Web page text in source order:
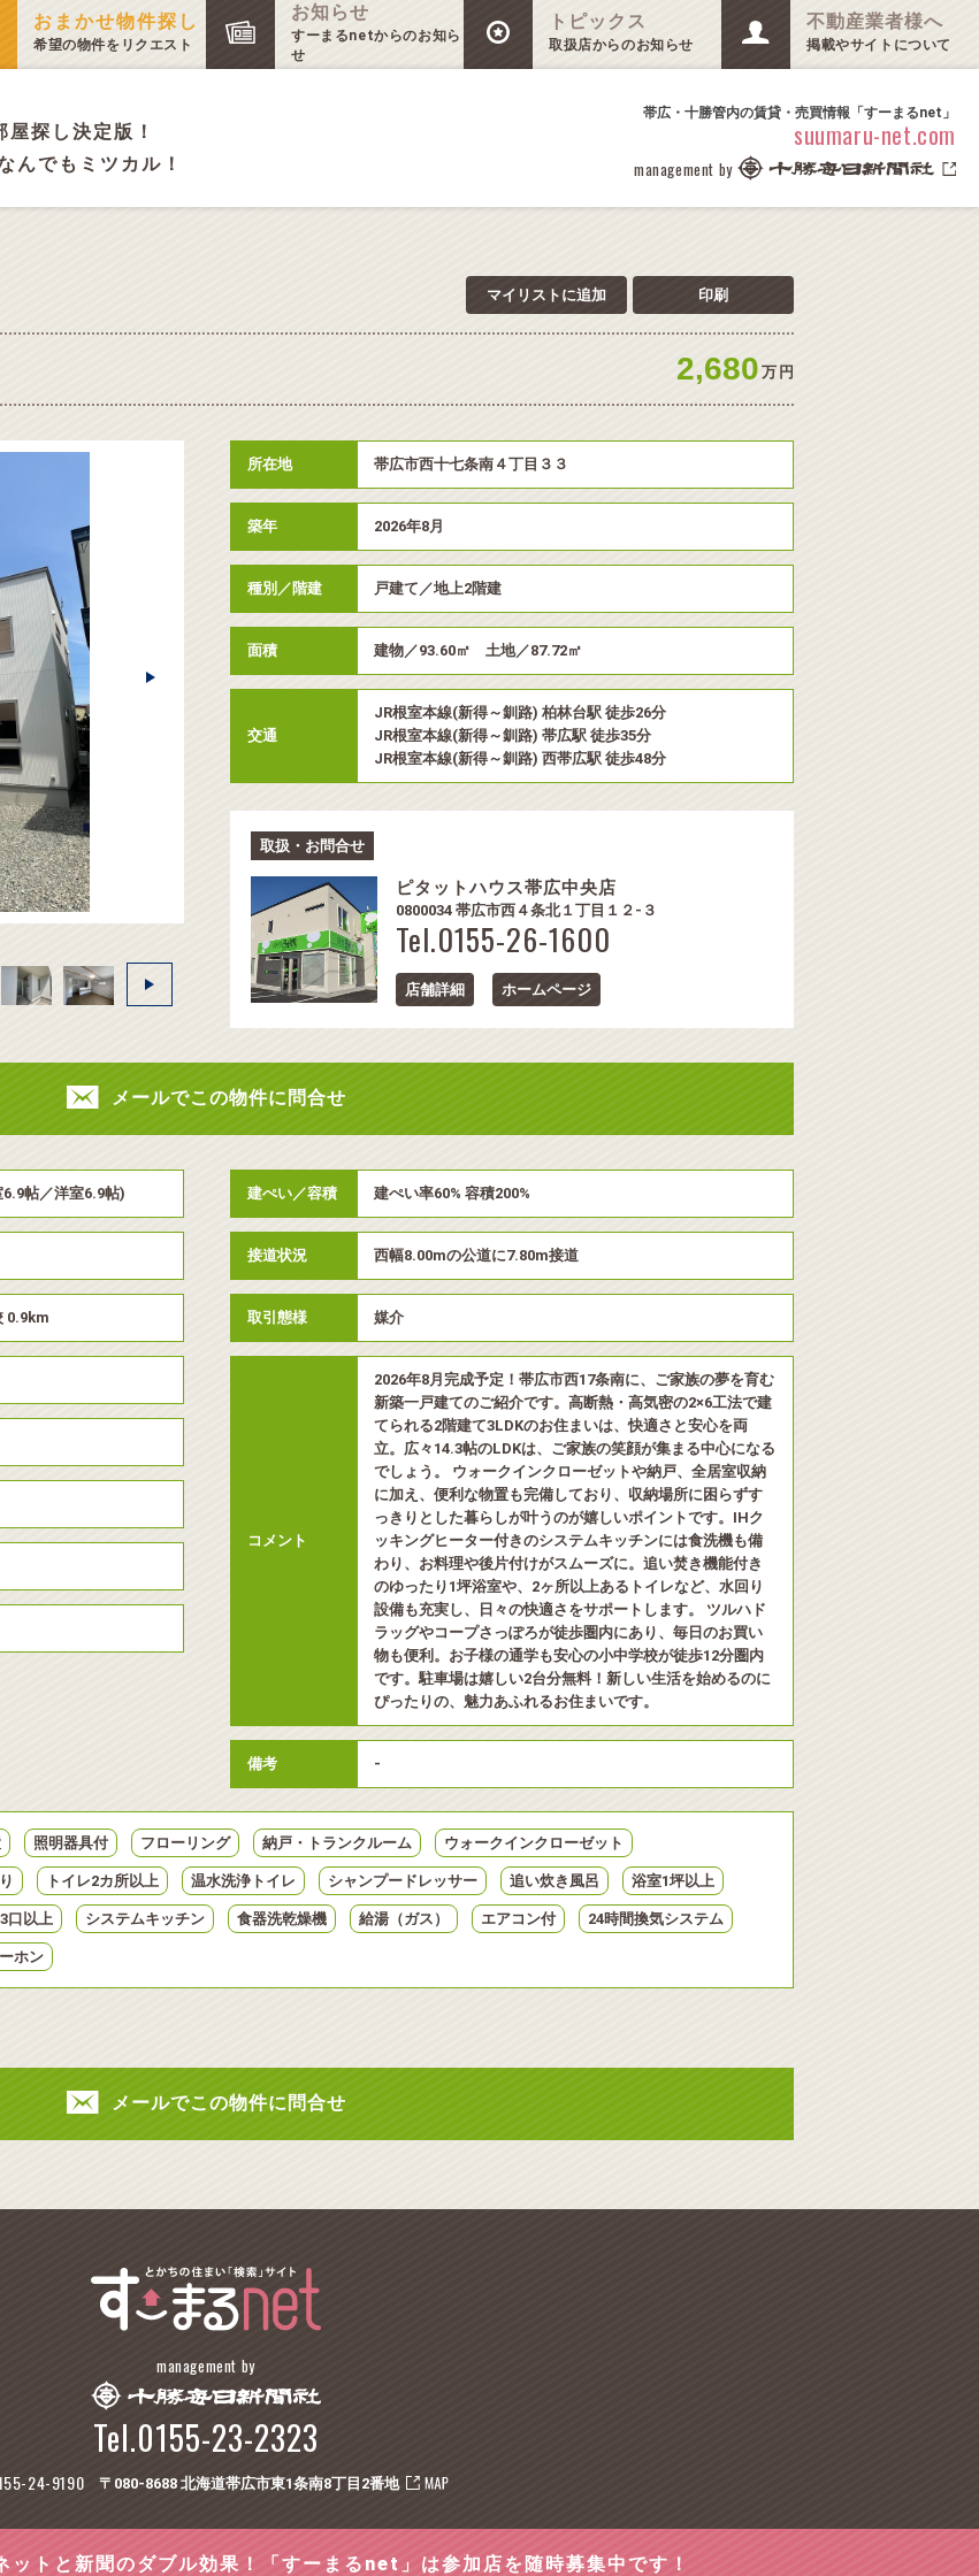
おまかせ物件探し
希望の物件をリクエスト
お知らせ
すーまるnetからのお知ら
せ
トピックス
取扱店からのお知らせ
不動産業者様へ
掲載やサイトについて
探し決定版！
んでもミツカル！
帯広・十勝管内の賃貸・売買情報「すーまるnet」
suumaru-net.com
management by
マイリストに追加 印刷
2,680 万 円
所在地 帯広市西十七条南４丁目３３
築年 2026年8月
種別／階建 戸建て／地上2階建
面積 建物／93.60㎡ 土地／87.72㎡
交通
JR根室本線(新得～釧路) 柏林台駅 徒歩26分
JR根室本線(新得～釧路) 帯広駅 徒歩35分
JR根室本線(新得～釧路) 西帯広駅 徒歩48分
取扱・お問合せ
ピタットハウス帯広中央店
0800034 帯広市西４条北１丁目１２-３
Tel.0155-26-1600
店舗詳細 ホームページ
メールでこの物件に問合せ
帖／洋室6.9帖)
0.9km
建ぺい／容積 建ぺい率60% 容積200%
接道状況 西幅8.00mの公道に7.80m接道
取引態様 媒介
コメント
2026年8月完成予定！帯広市西17条南に、ご家族の夢を育む
新築一戸建てのご紹介です。高断熱・高気密の2×6工法で建
てられる2階建て3LDKのお住まいは、快適さと安心を両
立。広々14.3帖のLDKは、ご家族の笑顔が集まる中心になる
でしょう。 ウォークインクローゼットや納戸、全居室収納
に加え、便利な物置も完備しており、収納場所に困らずす
っきりとした暮らしが叶うのが嬉しいポイントです。IHク
ッキングヒーター付きのシステムキッチンには食洗機も備
わり、お料理や後片付けがスムーズに。追い焚き機能付き
のゆったり1坪浴室や、2ヶ所以上あるトイレなど、水回り
設備も充実し、日々の快適さをサポートします。 ツルハド
ラッグやコープさっぽろが徒歩圏内にあり、毎日のお買い
物も便利。お子様の通学も安心の小中学校が徒歩12分圏内
です。駐車場は嬉しい2台分無料！新しい生活を始めるのに
ぴったりの、魅力あふれるお住まいです。
備考 -
照明器具付 フローリング 納戸・トランクルーム ウォークインクローゼット
トイレ2カ所以上 温水洗浄トイレ シャンプードレッサー 追い炊き風呂 浴室1坪以上
口以上 システムキッチン 食器洗乾燥機 給湯（ガス） エアコン付 24時間換気システム
ホン
メールでこの物件に問合せ
management by
Tel.0155-23-2323
24-9190 〒080-8688 北海道帯広市東1条南8丁目2番地
ットと新聞のダブル効果！「すーまるnet」は参加店を随時募集中です！